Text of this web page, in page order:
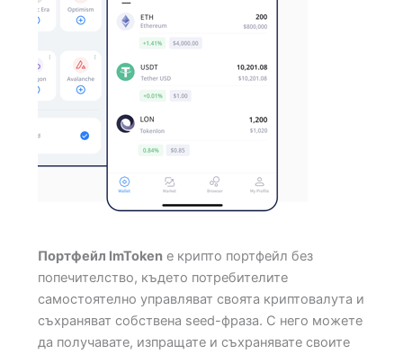
Портфейл ImTokenе крипто портфейл без
попечителство, където потребителите
самостоятелно управляват своята криптовалута и
съхраняват собствена seed-фраза. С него можете
да получавате, изпращате и съхранявате своите